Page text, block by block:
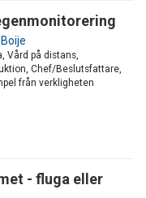
Vård på distans,
Chef/Beslutsfattare,
från verkligheten
- fluga eller